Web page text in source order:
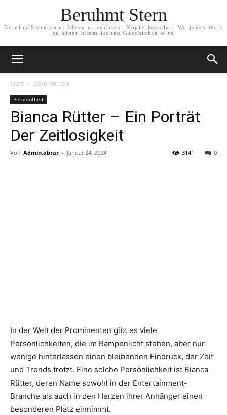
Beruhmt Stern
BeruhmtStern.com: Ideen erleuchten, Köpfe fesseln - Wo jedes Wort
zu einer himmlischen Geschichte wird
Start Beruhmtheit
Beruhmtheit
Bianca Rütter – Ein Porträt
Der Zeitlosigkeit
Von Admin.abrar - Januar 24, 2024 0
3141
In der Welt der Prominenten gibt es viele
Persönlichkeiten, die im Rampenlicht stehen, aber nur
wenige hinterlassen einen bleibenden Eindruck, der Zeit
und Trends trotzt. Eine solche Persönlichkeit ist Bianca
Rütter, deren Name sowohl in der Entertainment-
Branche als auch in den Herzen ihrer Anhänger einen
besonderen Platz einnimmt.